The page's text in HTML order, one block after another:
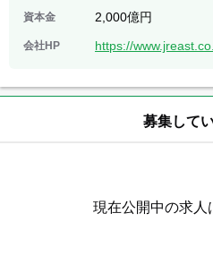
資本金 2,000億円
会社HP https://
募集して
現在公開中の求人